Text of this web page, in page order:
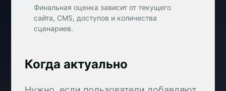
Финальная оценка зависит от текущего
сайта, CMS, доступов и количества
сценариев.
Когда актуально